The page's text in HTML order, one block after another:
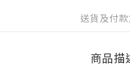
送貨及付
商品描